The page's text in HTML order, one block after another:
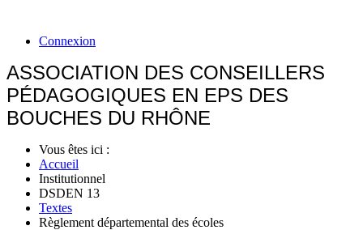
Connexion
ASSOCIATION DES CONSEILLERS
PÉDAGOGIQUES EN EPS DES
BOUCHES DU RHÔNE
Vous êtes ici :
Accueil
Institutionnel
DSDEN 13
Textes
Règlement départemental des écoles